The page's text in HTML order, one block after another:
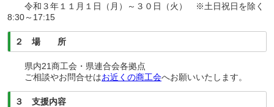
令和３年１１月１日（月）～３０日（火） ※土日祝日を除く
8:30～17:15
２ 場 所
県内21商工会・県連合会各拠点
ご相談やお問合せはお近くの商工会へお願いいたします。
３ 支援内容